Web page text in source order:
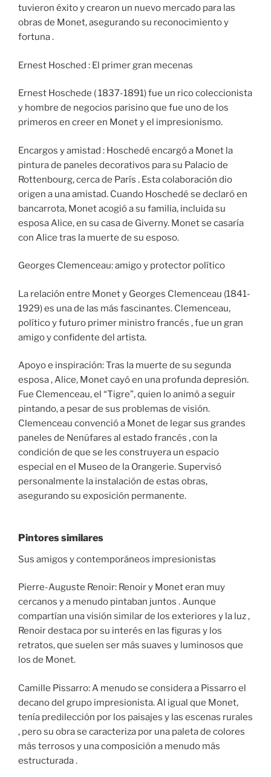
tuvieron éxito y crearon un nuevo mercado para las
obras de Monet, asegurando su reconocimiento y
fortuna .
Ernest Hosched : El primer gran mecenas
Ernest Hoschede ( 1837-1891) fue un rico coleccionista
y hombre de negocios parisino que fue uno de los
primeros en creer en Monet y el impresionismo.
Encargos y amistad : Hoschedé encargó a Monet la
pintura de paneles decorativos para su Palacio de
Rottenbourg, cerca de París . Esta colaboración dio
origen a una amistad. Cuando Hoschedé se declaró en
bancarrota, Monet acogió a su familia, incluida su
esposa Alice, en su casa de Giverny. Monet se casaría
con Alice tras la muerte de su esposo.
Georges Clemenceau: amigo y protector político
La relación entre Monet y Georges Clemenceau (1841-
1929) es una de las más fascinantes. Clemenceau,
político y futuro primer ministro francés , fue un gran
amigo y confidente del artista.
Apoyo e inspiración: Tras la muerte de su segunda
esposa , Alice, Monet cayó en una profunda depresión.
Fue Clemenceau, el “Tigre”, quien lo animó a seguir
pintando, a pesar de sus problemas de visión.
Clemenceau convenció a Monet de legar sus grandes
paneles de Nenúfares al estado francés , con la
condición de que se les construyera un espacio
especial en el Museo de la Orangerie. Supervisó
personalmente la instalación de estas obras,
asegurando su exposición permanente.
Pintores similares
Sus amigos y contemporáneos impresionistas
Pierre-Auguste Renoir: Renoir y Monet eran muy
cercanos y a menudo pintaban juntos . Aunque
compartían una visión similar de los exteriores y la luz ,
Renoir destaca por su interés en las figuras y los
retratos, que suelen ser más suaves y luminosos que
los de Monet.
Camille Pissarro: A menudo se considera a Pissarro el
decano del grupo impresionista. Al igual que Monet,
tenía predilección por los paisajes y las escenas rurales
, pero su obra se caracteriza por una paleta de colores
más terrosos y una composición a menudo más
estructurada .